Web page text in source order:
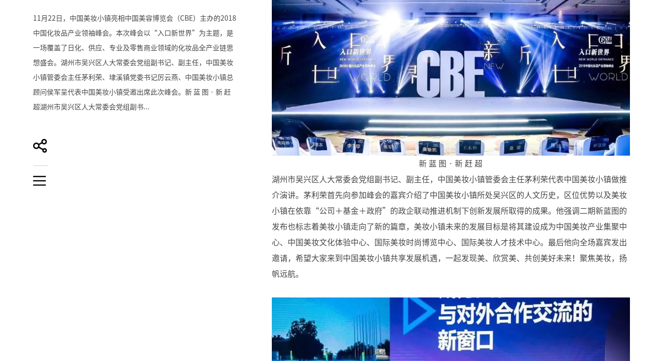
11月22日，中国美妆小镇亮相中国美容博览会（CBE）主办的2018
中国化妆品产业领袖峰会。本次峰会以“入口新世界”为主题，是
一场覆盖了日化、供应、专业及零售商业领域的化妆品全产业链思
想盛会。湖州市吴兴区人大常委会党组副书记、副主任，中国美妆
小镇管委会主任茅利荣、埭溪镇党委书记厉云燕、中国美妆小镇总
顾问侯军呈代表中国美妆小镇受邀出席此次峰会。新 蓝 图 · 新 赶
超湖州市吴兴区人大常委会党组副书...
新 蓝 图 · 新 赶 超
湖州市吴兴区人大常委会党组副书记、副主任，中国美妆小镇管委会主任茅利荣代表中国美妆小镇做推
介演讲。茅利荣首先向参加峰会的嘉宾介绍了中国美妆小镇所处吴兴区的人文历史，区位优势以及美妆
小镇在依靠“公司＋基金＋政府”的政企联动推进机制下创新发展所取得的成果。他强调二期新蓝图的
发布也标志着美妆小镇走向了新的篇章，美妆小镇未来的发展目标是将其建设成为中国美妆产业集聚中
心、中国美妆文化体验中心、国际美妆时尚博览中心、国际美妆人才技术中心。最后他向全场嘉宾发出
邀请，希望大家来到中国美妆小镇共享发展机遇，一起发现美、欣赏美、共创美好未来！聚焦美妆，扬
帆远航。